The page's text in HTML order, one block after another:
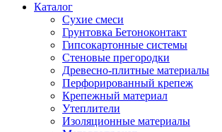
Каталог
Сухие смеси
Грунтовка Бетоноконтакт
Гипсокартонные системы
Стеновые прегородки
Древесно-плитные материалы
Перфорированный крепеж
Крепежный материал
Утеплители
Изоляционные материалы